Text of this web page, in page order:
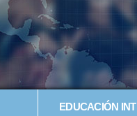
EDUCACIÓN